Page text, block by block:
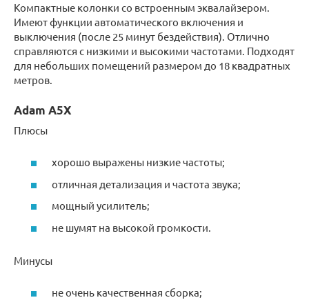
Компактные колонки со встроенным эквалайзером.
Имеют функции автоматического включения и
выключения (после 25 минут бездействия). Отлично
справляются с низкими и высокими частотами. Подходят
для небольших помещений размером до 18 квадратных
метров.
Adam A5X
Плюсы
хорошо выражены низкие частоты;
отличная детализация и частота звука;
мощный усилитель;
не шумят на высокой громкости.
Минусы
не очень качественная сборка;